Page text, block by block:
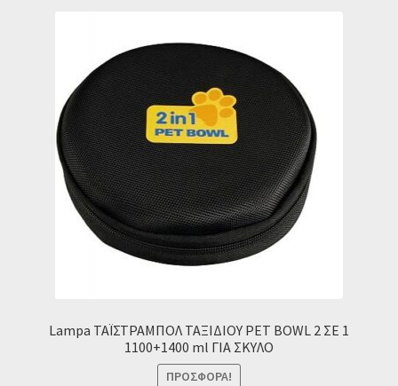
Lampa ΤΑΪΣΤΡΑΜΠΟΛ ΤΑΞΙΔΙΟΥ PET BOWL 2 ΣΕ 1
1100+1400 ml ΓΙΑ ΣΚΥΛΟ
ΠΡΟΣΦΟΡΆ!